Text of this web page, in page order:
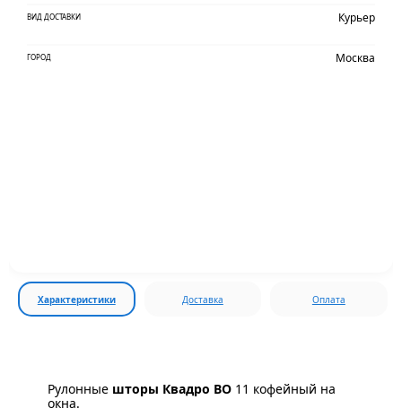
ВИД ДОСТАВКИ Курьер
ГОРОД Москва
Характеристики Доставка Оплата
Рулонные шторы Квадро BO 11 кофейный на
окна.